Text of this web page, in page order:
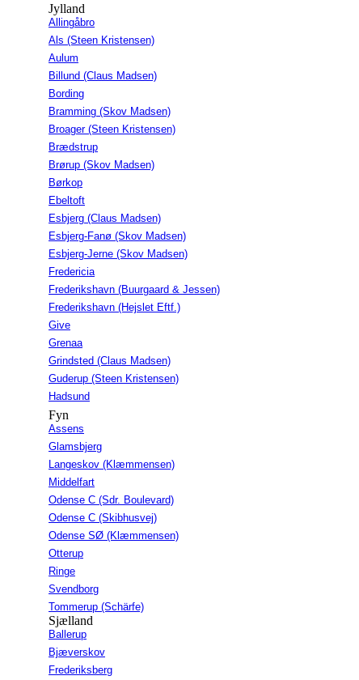
Jylland
Allingåbro
Als (Steen Kristensen)
Aulum
Billund (Claus Madsen)
Bording
Bramming (Skov Madsen)
Broager (Steen Kristensen)
Brædstrup
Brørup (Skov Madsen)
Børkop
Ebeltoft
Esbjerg (Claus Madsen)
Esbjerg-Fanø (Skov Madsen)
Esbjerg-Jerne (Skov Madsen)
Fredericia
Frederikshavn (Buurgaard & Jessen)
Frederikshavn (Hejslet Eftf.)
Give
Grenaa
Grindsted (Claus Madsen)
Guderup (Steen Kristensen)
Hadsund
Fyn
Assens
Glamsbjerg
Langeskov (Klæmmensen)
Middelfart
Odense C (Sdr. Boulevard)
Odense C (Skibhusvej)
Odense SØ (Klæmmensen)
Otterup
Ringe
Svendborg
Tommerup (Schärfe)
Sjælland
Ballerup
Bjæverskov
Frederiksberg